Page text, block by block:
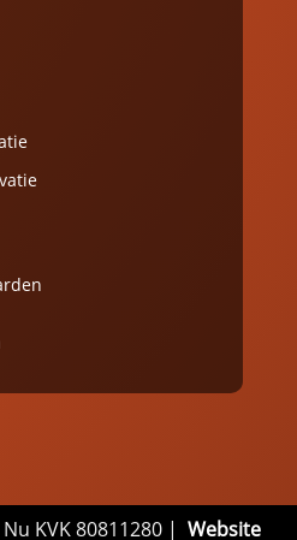
KVK 80811280 | Website